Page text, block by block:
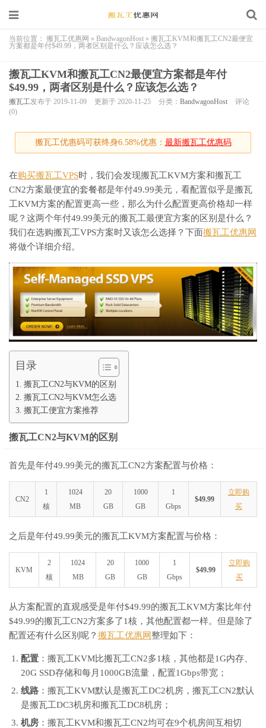
当前位置： 搬瓦工优惠网 » BandwagonHost » 搬瓦工KVM和搬瓦工CN2最便宜
方案都是年付$49.99，两者区别是什么？应该怎么选？
搬瓦工KVM和搬瓦工CN2最便宜方案都是年付
$49.99，两者区别是什么？应该怎么选？
搬瓦工发布于 2019-11-09 更新于 2020-11-25 分类： BandwagonHost
评论
(0)
搬瓦工优惠码可获终身6.58%优惠： 最新搬瓦工优惠码
在购买搬瓦工VPS时，我们会发现搬瓦工KVM方案和搬瓦工
CN2方案最便宜的套餐都是年付49.99美元，看配置似乎是搬瓦
工KVM方案的配置更高一些，那么为什么配置更高价格却一样
呢？这两个年付49.99美元的搬瓦工最便宜方案的区别是什么？
我们在选购搬瓦工VPS方案时又该怎么选择？下面搬瓦工优惠网
将做个详细介绍。
目录
搬瓦工CN2与KVM的区别
搬瓦工CN2与KVM怎么选
搬瓦工便宜方案推荐
搬瓦工CN2与KVM的区别
首先是年付49.99美元的搬瓦工CN2方案配置与价格：
CN2
1
核
1024
MB
20
GB
1000
GB
1
Gbps
$49.99
立即购
买
之后是年付49.99美元的搬瓦工KVM方案配置与价格：
KVM
2
核
1024
MB
20
GB
1000
GB
1
Gbps
$49.99
立即购
买
从方案配置的直观感受是年付$49.99的搬瓦工KVM方案比年付
$49.99的搬瓦工CN2方案多了1核，其他配置都一样。但是除了
配置还有什么区别呢？ 搬瓦工优惠网整理如下：
配置 ：搬瓦工KVM比搬瓦工CN2多1核，其他都是1G内存、
20G SSD存储和每月1000GB流量，配置1Gbps带宽；
线路 ：搬瓦工KVM默认是搬瓦工DC2机房，搬瓦工CN2默认
是搬瓦工DC3机房和搬瓦工DC8机房；
机房 ：搬瓦工KVM和搬瓦工CN2均可在9个机房间互相切